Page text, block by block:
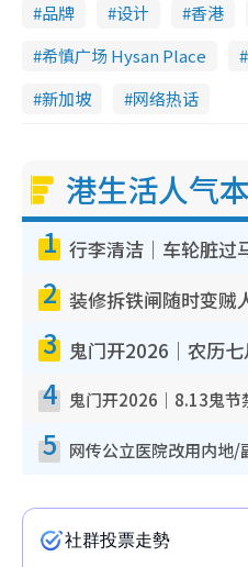
品牌
设计 香港
希慎广场 Hysan Place
新加坡
网络热话
港生活人气
1
2
3
4
5